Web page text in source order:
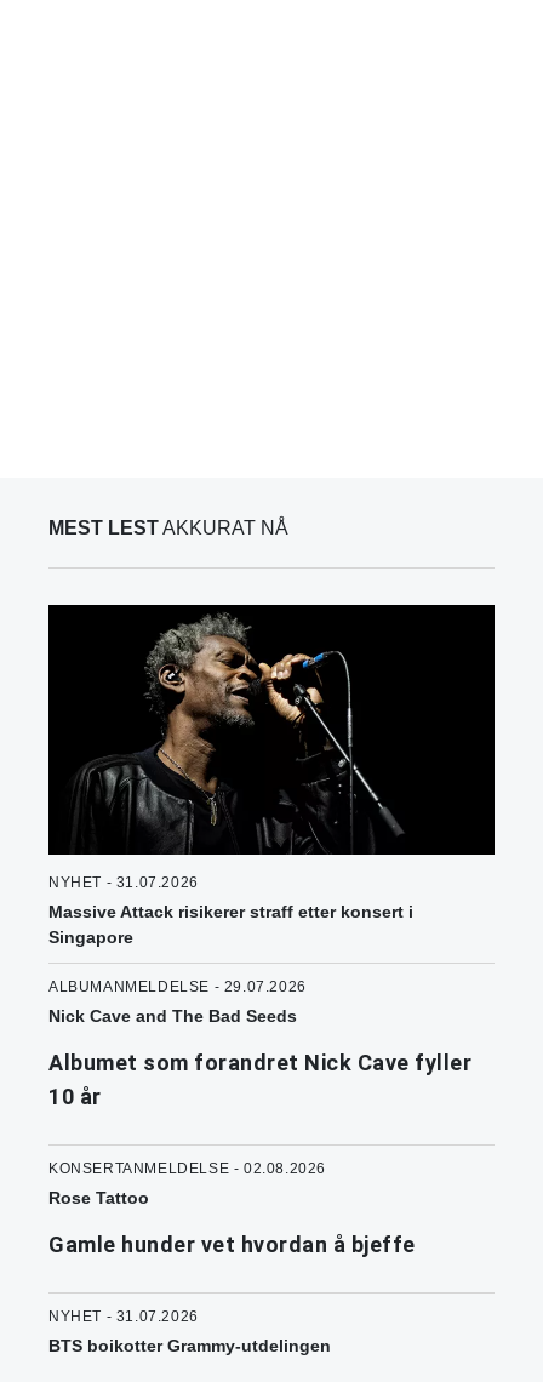
MEST LESTAKKURAT NÅ
NYHET - 31.07.2026
Massive Attack risikerer straff etter konsert i
Singapore
ALBUMANMELDELSE - 29.07.2026
Nick Cave and The Bad Seeds
Albumet som forandret Nick Cave fyller
10 år
KONSERTANMELDELSE - 02.08.2026
Rose Tattoo
Gamle hunder vet hvordan å bjeffe
NYHET - 31.07.2026
BTS boikotter Grammy-utdelingen